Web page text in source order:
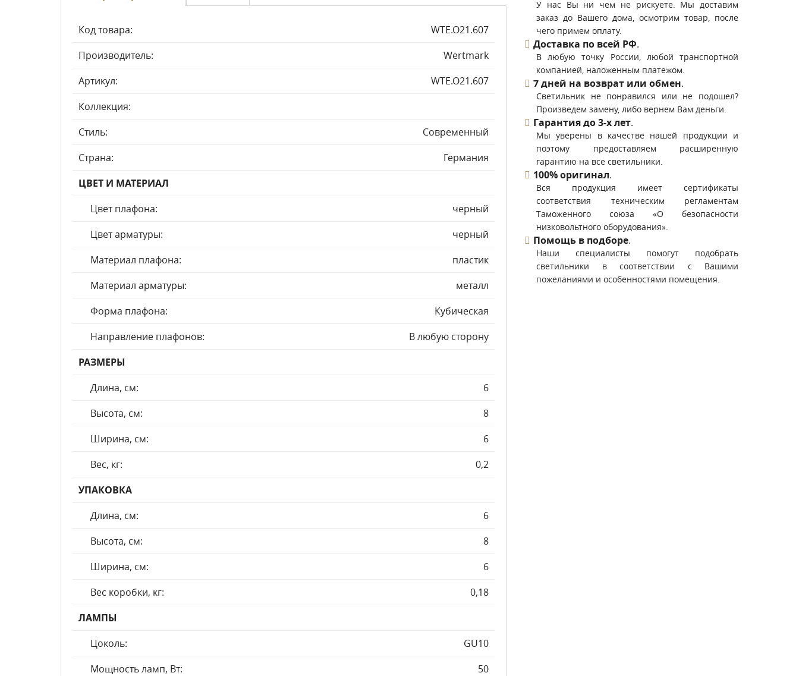
Код товара:
WTE.O21.607
Производитель:
Wertmark
Артикул:
WTE.O21.607
Коллекция:
Стиль:
Современный
Страна:
Германия
ЦВЕТ И МАТЕРИАЛ
Цвет плафона:
черный
Цвет арматуры:
черный
Материал плафона:
пластик
Материал арматуры:
металл
Форма плафона:
Кубическая
Направление плафонов:
В любую сторону
РАЗМЕРЫ
Длина, см:
6
Высота, см:
8
Ширина, см:
6
Вес, кг:
0,2
УПАКОВКА
Длина, см:
6
Высота, см:
8
Ширина, см:
6
Вес коробки, кг:
0,18
ЛАМПЫ
Цоколь:
GU10
Мощность ламп, Вт:
50
У нас Вы ни чем не рискуете. Мы доставим
заказ до Вашего дома, осмотрим товар, после
чего примем оплату.
Доставка по всей РФ.
В любую точку России, любой транспортной
компанией, наложенным платежом.
7 дней на возврат или обмен.
Светильник не понравился или не подошел?
Произведем замену, либо вернем Вам деньги.
Гарантия до 3-х лет.
Мы уверены в качестве нашей продукции и
поэтому предоставляем расширенную
гарантию на все светильники.
100% оригинал.
Вся продукция имеет сертификаты
соответствия техническим регламентам
Таможенного союза «О безопасности
низковольтного оборудования».
Помощь в подборе.
Наши специалисты помогут подобрать
светильники в соответствии с Вашими
пожеланиями и особенностями помещения.